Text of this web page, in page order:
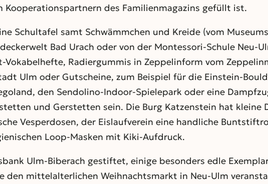
des Familienmagazins gefüllt ist.
Schultafel samt Schwämmchen und Kreide (vom
Bad Urach oder von der Montessori-Schule Neu-
Radiergummis in Zeppelinform vom
Ulm oder Gutscheine, zum Beispiel für die Einstein-
den Sendolino-Indoor-Spielepark oder eine
und Gerstetten sein. Die Burg Katzenstein hat kleine
Vesperdosen, der Eislaufverein eine handliche
Loop-Masken mit Kiki-Aufdruck.
Ulm-Biberach gestiftet, einige besonders edle
den mittelalterlichen Weihnachtsmarkt in Neu-Ulm